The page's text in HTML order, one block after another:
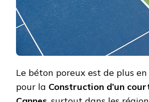
Le béton poreux est de plus
pour la Construction d’un